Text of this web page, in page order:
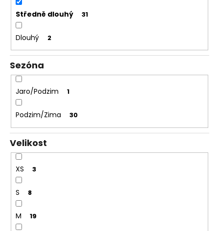
Středně dlouhý 31
Dlouhý 2
Sezóna
Jaro/Podzim 1
Podzim/Zima 30
Velikost
XS 3
S 8
M 19